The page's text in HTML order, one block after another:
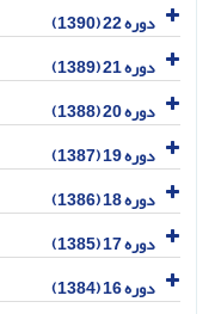
دوره 22 (1390)
دوره 21 (1389)
دوره 20 (1388)
دوره 19 (1387)
دوره 18 (1386)
دوره 17 (1385)
دوره 16 (1384)